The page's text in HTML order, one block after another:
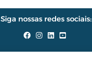
Siga nossas redes sociais: